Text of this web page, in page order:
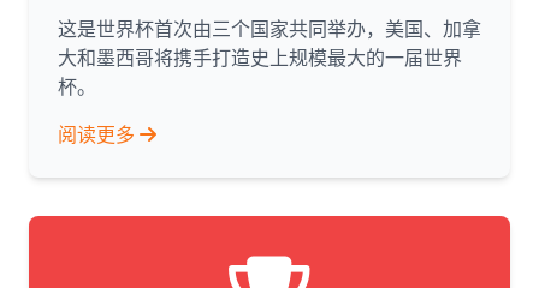
这是世界杯首次由三个国家共同举办，美国、加拿
大和墨西哥将携手打造史上规模最大的一届世界
杯。
阅读更多